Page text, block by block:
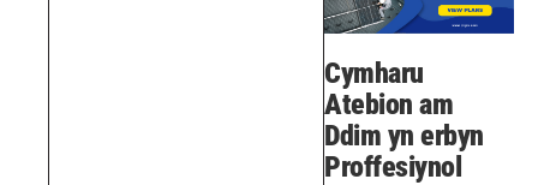
Cymharu
Atebion am
Ddim yn erbyn
Proffesiynol